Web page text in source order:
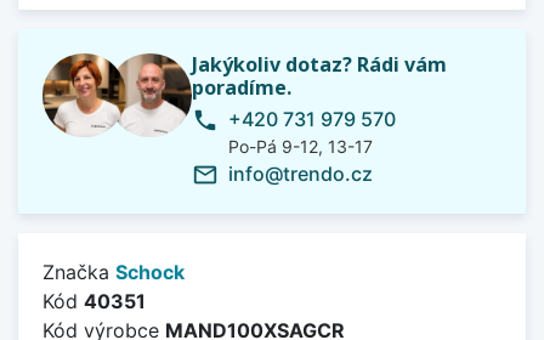
Jakýkoliv dotaz? Rádi vám
poradíme.
phone +420 731 979 570
Po-Pá 9-12, 13-17
mail_outline info@trendo.cz
Značka Schock
Kód 40351
Kód výrobce MAND100XSAGCR